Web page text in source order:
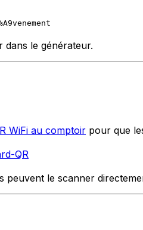
dans le générateur.
WiFi au comptoir pour que
QR
peuvent le scanner